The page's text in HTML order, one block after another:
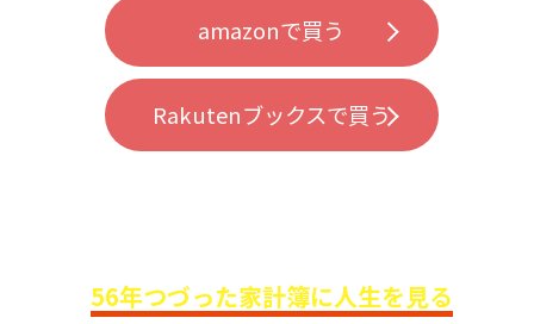
amazonで買う
Rakutenブックスで買う
56年つづった家計簿に人生を見る